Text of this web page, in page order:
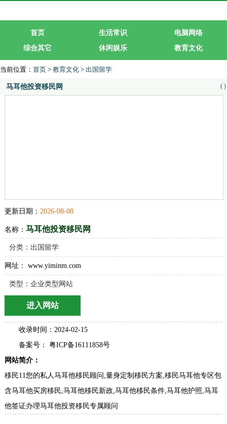
首页 生活常识
电脑网络
综合其它
休闲娱乐
教育文化
当前位置： 首页 > 教育文化 > 出国留学
马耳他投资移民网 ( )
更新日期： 2026-08-08
名称： 马耳他投资移民网
分类： 出国留学
网址： www.yiminm.com
类型：企业类型网站
进入网站
收录时间：2024-02-15
备案号： 粤ICP备16111858号
网站简介：
移民11您的私人马耳他移民顾问,量身定制移民方案,移民马耳他专区包
含马耳他买房移民,马耳他移民新政,马耳他移民条件,马耳他护照,马耳
他签证办理马耳他投资移民专属顾问